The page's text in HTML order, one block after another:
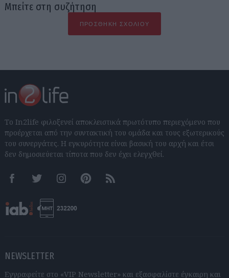
Μπείτε στη συζήτηση
ΠΡΟΣΘΉΚΗ ΣΧΟΛΊΟΥ
Το In2life φιλοξενεί αποκλειστικά πρωτότυπο περιεχόμενο που
προέρχεται από την συντακτική του ομάδα και τους εξωτερικούς
του συνεργάτες. Η εγκυρότητα είναι βασική του αρχή και έτσι
δεν δημοσιεύεται τίποτα που δεν έχει ελεγχθεί.
FacebookTwitter InstagramPinterestRSS feeds
NEWSLETTER
Εγγραφείτε στο «VIP Newsletter» και εξασφαλίστε έγκαιρη και